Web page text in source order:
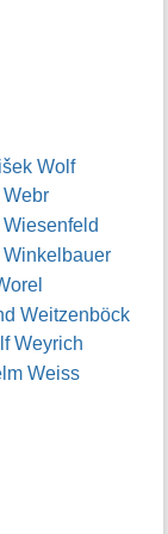
Wolf
Wiesenfeld
Winkelbauer
Weitzenböck
Weyrich
Weiss